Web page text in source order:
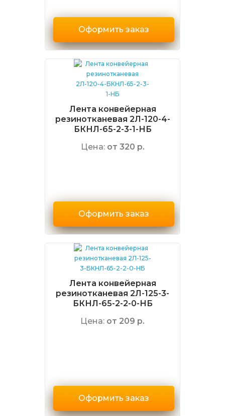
Оформить заказ
Лента конвейерная
резинотканевая 2Л-120-4-
БКНЛ-65-2-3-1-НБ
Цена: от 320 р.
Оформить заказ
Лента конвейерная
резинотканевая 2Л-125-3-
БКНЛ-65-2-2-0-НБ
Цена: от 209 р.
Оформить заказ